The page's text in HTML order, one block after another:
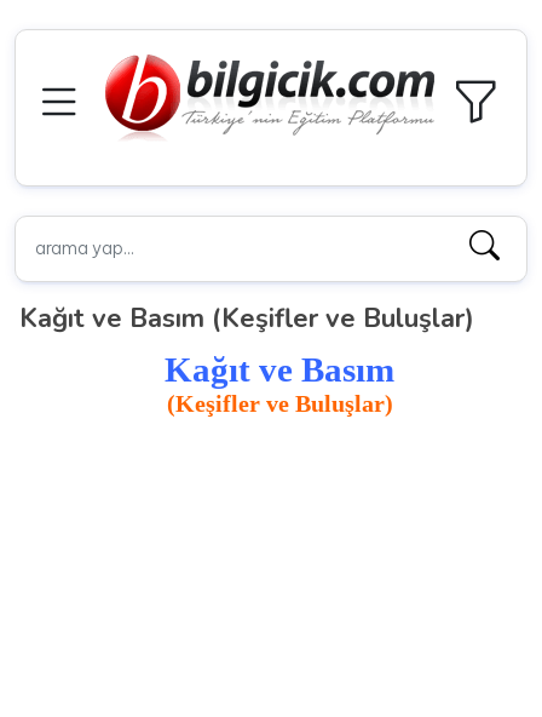
Kağıt ve Basım (Keşifler ve Buluşlar)
Kağıt ve Basım
(Keşifler ve Buluşlar)